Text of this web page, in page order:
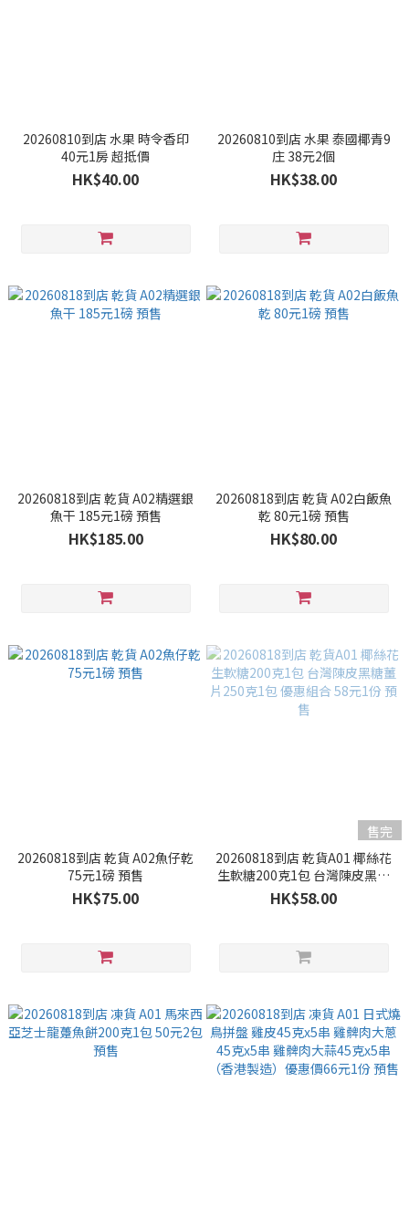
20260810到店 水果 時令香印
40元1房 超抵價
HK$40.00
20260810到店 水果 泰國椰青9
庄 38元2個
HK$38.00
20260818到店 乾貨 A02精選銀
魚干 185元1磅 預售
HK$185.00
20260818到店 乾貨 A02白飯魚
乾 80元1磅 預售
HK$80.00
20260818到店 乾貨 A02魚仔乾
75元1磅 預售
HK$75.00
售完
20260818到店 乾貨A01 椰絲花
生軟糖200克1包 台灣陳皮黑糖
薑片250克1包 優惠組合 58元1
份 預售
HK$58.00